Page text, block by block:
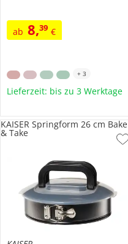
ab 8,39 €
+ 3
Lieferzeit: bis zu 3 Werktage
KAISER Springform 26 cm Bake
& Take